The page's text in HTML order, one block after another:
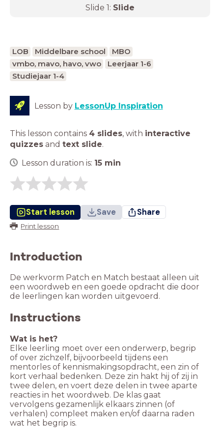
Slide 1: Slide
LOB Middelbare school
MBO
vmbo, mavo, havo, vwo
Leerjaar 1-6
Studiejaar 1-4
Lesson by LessonUp Inspiration
This lesson contains 4 slides, with interactive
quizzes and text slide.
Lesson duration is: 15 min
Start lesson Save Share
Print lesson
Introduction
De werkvorm Patch en Match bestaat alleen uit
een woordweb en een goede opdracht die door
de leerlingen kan worden uitgevoerd.
Instructions
Elke leerling moet over een onderwerp, begrip
of over zichzelf, bijvoorbeeld tijdens een
mentorles of kennismakingsopdracht, een zin of
kort verhaal bedenken. Deze zin hakt hij of zij in
twee delen, en voert deze delen in twee aparte
reacties in het woordweb. De klas gaat
vervolgens gezamenlijk elkaars zinnen (of
verhalen) compleet maken en/of daarna raden
wat het begrip is.